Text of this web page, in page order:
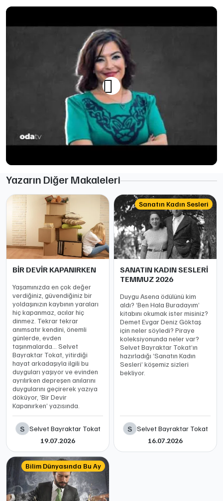
Yazarın Diğer Makaleleri
BİR DEVİR KAPANIRKEN
Yaşamınızda en çok değer
verdiğiniz, güvendiğiniz bir
yoldaşınızın kaybının yaraları
hiç kapanmaz, acılar hiç
dinmez. Tekrar tekrar
anımsatır kendini, önemli
günlerde, evden
taşınmalarda… Selvet
Bayraktar Tokat, yitirdiği
hayat arkadaşıyla ilgili bu
duyguları yaşıyor ve evinden
ayrılırken depreşen anılarını
duygularını geçirerek yazıya
döküyor, ‘Bir Devir
Kapanırken’ yazısında.
S Selvet Bayraktar Tokat
19.07.2026
Sanatın Kadın Sesleri
SANATIN KADIN SESLERİ
TEMMUZ 2026
Duygu Asena ödülünü kim
aldı? ‘Ben Hala Buradayım’
kitabını okumak ister misiniz?
Demet Evgar Deniz Göktaş
için neler söyledi? Piraye
koleksiyonunda neler var?
Selvet Bayraktar Tokat’ın
hazırladığı ‘Sanatın Kadın
Sesleri’ köşemiz sizleri
bekliyor.
S Selvet Bayraktar Tokat
16.07.2026
Bilim Dünyasında Bu Ay